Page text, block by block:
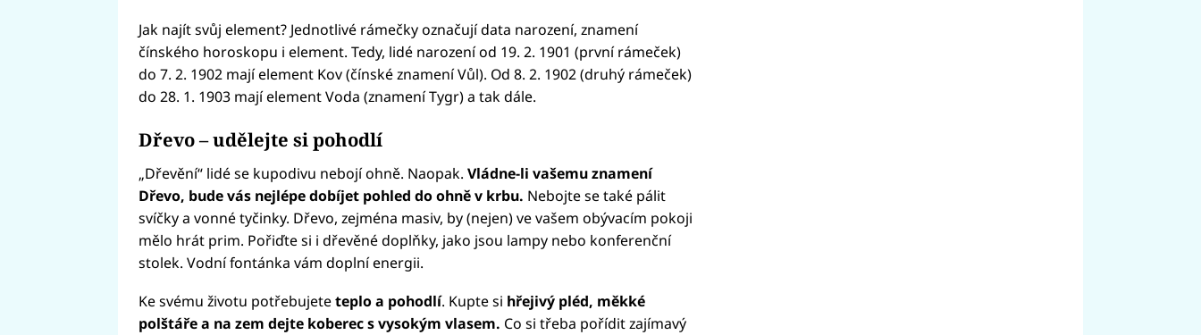
Jak najít svůj element? Jednotlivé rámečky označují data narození, znamení
čínského horoskopu i element. Tedy, lidé narození od 19. 2. 1901 (první rámeček)
do 7. 2. 1902 mají element Kov (čínské znamení Vůl). Od 8. 2. 1902 (druhý rámeček)
do 28. 1. 1903 mají element Voda (znamení Tygr) a tak dále.
Dřevo – udělejte si pohodlí
„Dřevění“ lidé se kupodivu nebojí ohně. Naopak. Vládne-li vašemu znamení
Dřevo, bude vás nejlépe dobíjet pohled do ohně v krbu. Nebojte se také pálit
svíčky a vonné tyčinky. Dřevo, zejména masiv, by (nejen) ve vašem obývacím pokoji
mělo hrát prim. Pořiďte si i dřevěné doplňky, jako jsou lampy nebo konferenční
stolek. Vodní fontánka vám doplní energii.
Ke svému životu potřebujeteteplo a pohodlí. Kupte si hřejivý pléd, měkké
polštáře a na zem dejte koberec s vysokým vlasem. Co si třeba pořídit zajímavý